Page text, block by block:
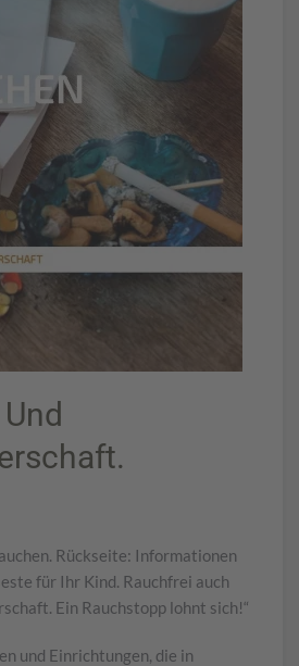
Rückseite: Informationen
für Ihr Kind. Rauchfrei auch
Ein Rauchstopp lohnt sich!“
und Einrichtungen, die in